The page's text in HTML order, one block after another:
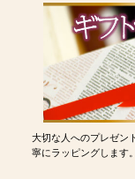
大切な人へのプレゼン
寧にラッピングします